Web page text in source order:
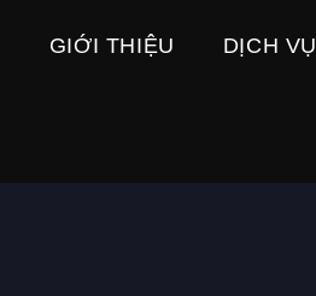
GIỚI THIỆU DỊCH VỤ